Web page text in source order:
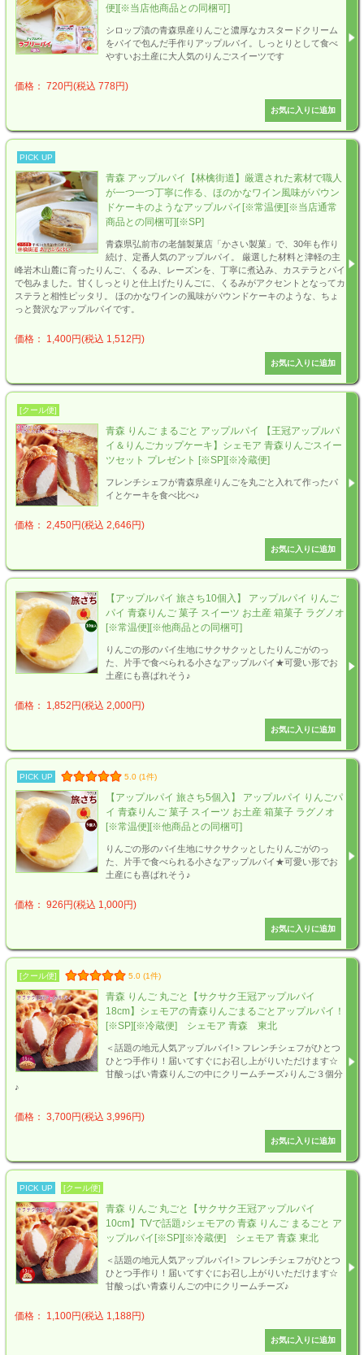
便][※当店他商品との同梱可]
シロップ漬の青森県産りんごと濃厚なカスタードクリーム
をパイで包んだ手作りアップルパイ。しっとりとして食べ
やすいお土産に大人気のりんごスイーツです
価格： 720円(税込 778円)
PICK UP
青森 アップルパイ【林檎街道】厳選された素材で職人
が一つ一つ丁寧に作る、ほのかなワイン風味がパウン
ドケーキのようなアップルパイ[※常温便][※当店通常
商品との同梱可][※SP]
青森県弘前市の老舗製菓店「かさい製菓」で、30年も作り
続け、定番人気のアップルパイ。 厳選した材料と津軽の主
峰岩木山麓に育ったりんご、くるみ、レーズンを、丁寧に煮込み、カステラとパイ
で包みました。甘くしっとりと仕上げたりんごに、くるみがアクセントとなってカ
ステラと相性ピッタリ。 ほのかなワインの風味がパウンドケーキのような、ちょ
っと贅沢なアップルパイです。
価格： 1,400円(税込 1,512円)
[クール便]
青森 りんご まるごと アップルパイ 【王冠アップルパ
イ＆りんごカップケーキ】シェモア 青森りんごスイー
ツセット プレゼント [※SP][※冷蔵便]
フレンチシェフが青森県産りんごを丸ごと入れて作ったパ
イとケーキを食べ比べ♪
価格： 2,450円(税込 2,646円)
【アップルパイ 旅さち10個入】 アップルパイ りんご
パイ 青森りんご 菓子 スイーツ お土産 箱菓子 ラグノオ
[※常温便][※他商品との同梱可]
りんごの形のパイ生地にサクサクッとしたりんごがのっ
た、片手で食べられる小さなアップルパイ★可愛い形でお
土産にも喜ばれそう♪
価格： 1,852円(税込 2,000円)
PICK UP 5.0 (1件)
【アップルパイ 旅さち5個入】 アップルパイ りんごパ
イ 青森りんご 菓子 スイーツ お土産 箱菓子 ラグノオ
[※常温便][※他商品との同梱可]
りんごの形のパイ生地にサクサクッとしたりんごがのっ
た、片手で食べられる小さなアップルパイ★可愛い形でお
土産にも喜ばれそう♪
価格： 926円(税込 1,000円)
[クール便] 5.0 (1件)
青森 りんご 丸ごと【サクサク王冠アップルパイ
18cm】シェモアの青森りんごまるごとアップルパイ！
[※SP][※冷蔵便] シェモア 青森 東北
＜話題の地元人気アップルパイ!＞フレンチシェフがひとつ
ひとつ手作り！届いてすぐにお召し上がりいただけます☆
甘酸っぱい青森りんごの中にクリームチーズ♪りんご３個分
♪
価格： 3,700円(税込 3,996円)
PICK UP [クール便]
青森 りんご 丸ごと【サクサク王冠アップルパイ
10cm】TVで話題♪シェモアの 青森 りんご まるごと ア
ップルパイ[※SP][※冷蔵便] シェモア 青森 東北
＜話題の地元人気アップルパイ!＞フレンチシェフがひとつ
ひとつ手作り！届いてすぐにお召し上がりいただけます☆
甘酸っぱい青森りんごの中にクリームチーズ♪
価格： 1,100円(税込 1,188円)